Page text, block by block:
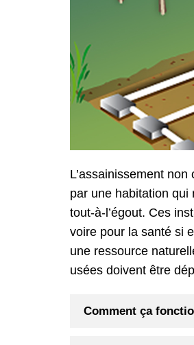
L’assainissement
par une habitation qui
tout-à-l’égout. Ces
voire pour la santé si
une ressource
usées doivent être
Comment ça